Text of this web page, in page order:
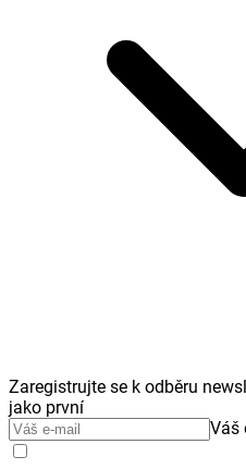
Zaregistrujte se k odběru
jako první
Váš